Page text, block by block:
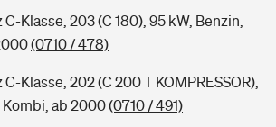
Klasse, 203 (C 180), 95 kW, Benzin,
(0710 / 478)
Klasse, 202 (C 200 T KOMPRESSOR),
Kombi, ab 2000(0710 / 491)